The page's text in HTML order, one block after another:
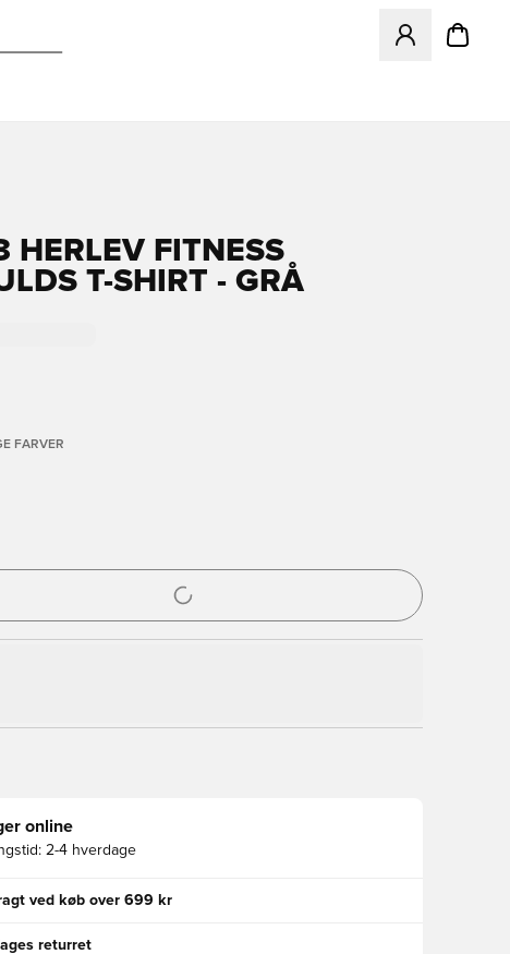
Åbner en
HERLEV FITNESS
T-SHIRT - GRÅ
FARVER
til at logge ind eller tilmelde dig som medlem
online
2-4 hverdage
ved køb over 699 kr
returret